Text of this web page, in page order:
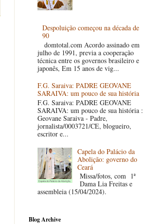
Despoluição começou na década de
90
domtotal.com Acordo assinado em
julho de 1991, previa a cooperação
técnica entre os governos brasileiro e
japonês, Em 15 anos de vig...
F.G. Saraiva: PADRE GEOVANE
SARAIVA: um pouco de sua história
F.G. Saraiva: PADRE GEOVANE
SARAIVA: um pouco de sua história :
Geovane Saraiva - Padre,
jornalista/0003721/CE, blogueiro,
escritor e...
Capela do Palácio da
Abolição: governo do
Ceará
Missa/fotos, com 1ª
Dama Lia Freitas e
assembleia (15/04/2024).
Blog Archive